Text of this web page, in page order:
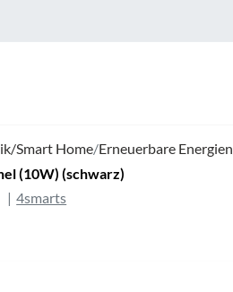
Smart Home/Erneuerbare Energien
(10W) (schwarz)
4smarts